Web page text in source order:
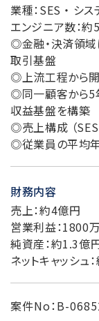
業種：SES ・ シ
エンジニア数：約
◎金融・決済領域
取引基盤
◎上流工程から
◎同一顧客から5
収益基盤を構築
◎売上構成 （
◎従業員の平均
財務内容
売上：約4億円
営業利益：1800
純資産：約1.3億
ネットキャッシュ
案件No：B-